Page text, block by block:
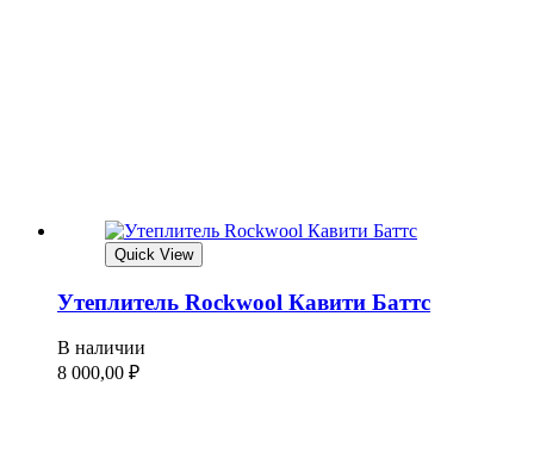
Quick View
Утеплитель Rockwool Кавити Баттс
В наличии
8 000,00 ₽